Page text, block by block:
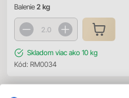
Balenie 2 kg
Skladom viac ako 10 kg
Kód: RM0034